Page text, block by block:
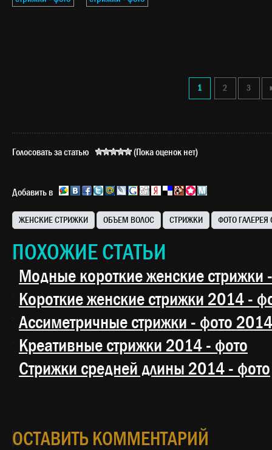
1 2 3
Голосовать за статью (Пока оценок нет)
Добавить в
ЖЕНСКИЕ СТРИЖКИ ОБЪЕМ ВОЛОС СТРИЖКИ ФОТО ГАЛЕРЕЯ
ПОХОЖИЕ СТАТЬИ
Модные короткие женские стрижки
Короткие женские стрижки 2014 -
Ассиметричные стрижки - фото 2014
Креативные стрижки 2014 - фото
Стрижки средней длины 2014 - фото
ОСТАВИТЬ КОММЕНТАРИЙ